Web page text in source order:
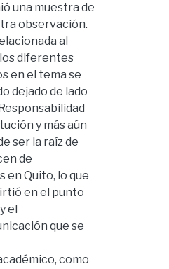
una muestra de
observación.
al
diferentes
en el tema se
dejado de lado
y más aún
ser la raíz de
de
en Quito, lo que
en el punto
el
que se
como